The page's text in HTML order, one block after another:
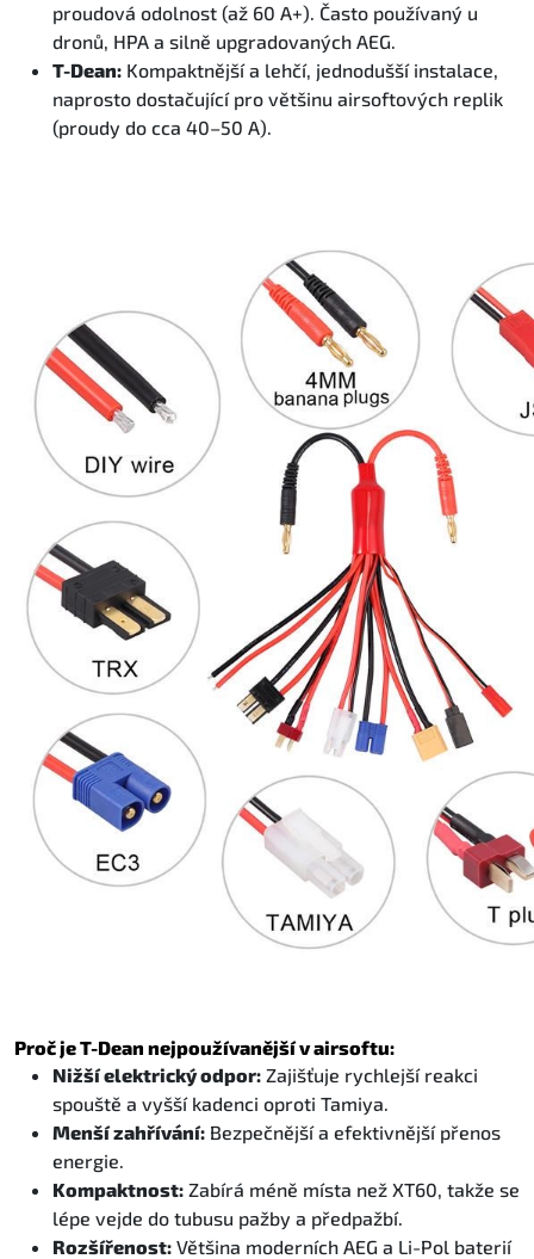
proudová odolnost (až 60 A+). Často používaný u
dronů, HPA a silně upgradovaných AEG.
T-Dean: Kompaktnější a lehčí, jednodušší instalace,
naprosto dostačující pro většinu airsoftových replik
(proudy do cca 40–50 A).
Proč je T-Dean nejpoužívanější v airsoftu:
Nižší elektrický odpor: Zajišťuje rychlejší reakci
spouště a vyšší kadenci oproti Tamiya.
Menší zahřívání: Bezpečnější a efektivnější přenos
energie.
Kompaktnost: Zabírá méně místa než XT60, takže se
lépe vejde do tubusu pažby a předpažbí.
Rozšířenost: Většina moderních AEG a Li-Pol baterií